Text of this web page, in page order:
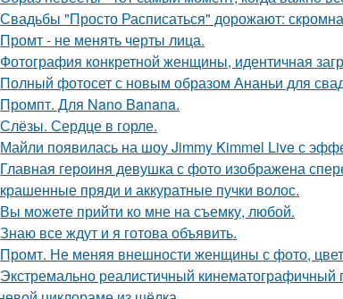
Свадьбы "Просто Расписаться" дорожают:
Промт - не менять черты лица.
Фотография конкретной женщины, идентичная
Полный фотосет с новым образом Ананьи для
Промпт. Для Nano Banana.
Слёзы. Сердце в горле.
Майли появилась на шоу Jimmy Kimmel Live с
Главная героиня девушка с фото изображена
пряди и аккуратные пучки волос.
Вы можете прийти ко мне на съемку, любой.
Знаю все ждут и я готова объявить.
Промт. Не меняя внешности женщины с фото,
Экстремально реалистичный кинематографичный